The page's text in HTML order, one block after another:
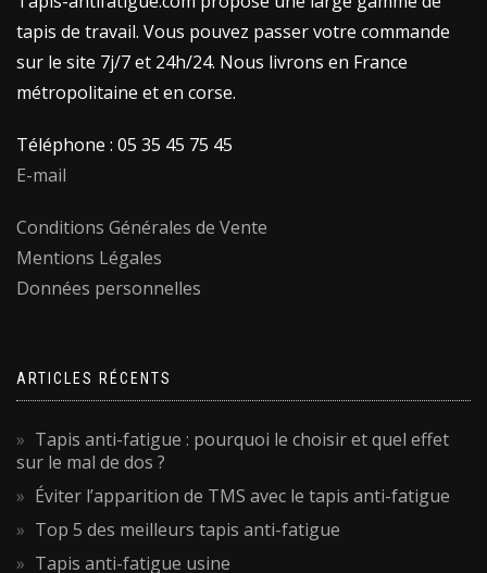
tapis de travail. Vous pouvez passer votre commande
sur le site 7j/7 et 24h/24. Nous livrons en France
métropolitaine et en corse.
Téléphone : 05 35 45 75 45
E-mail
Conditions Générales de Vente
Mentions Légales
Données personnelles
ARTICLES RÉCENTS
Tapis anti-fatigue : pourquoi le choisir et quel effet
sur le mal de dos ?
Éviter l’apparition de TMS avec le tapis anti-fatigue
Top 5 des meilleurs tapis anti-fatigue
Tapis anti-fatigue usine